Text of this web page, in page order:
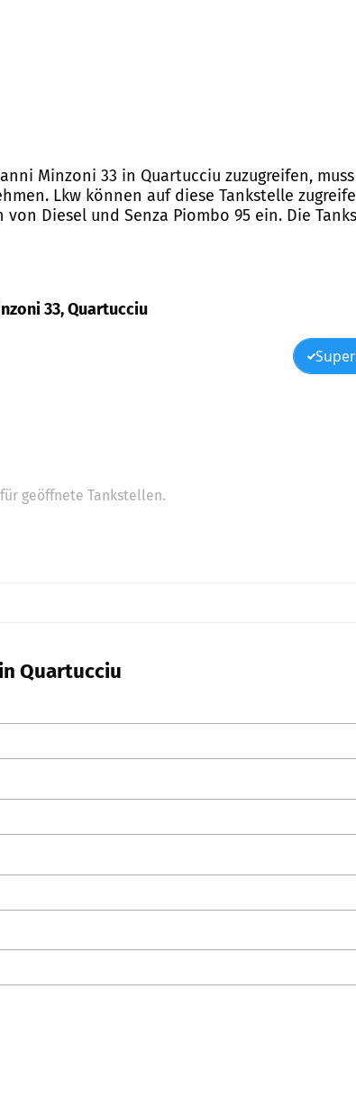
Minzoni 33 in Quartucciu zuzugreifen,
Lkw können auf diese Tankstelle
Diesel und Senza Piombo 95 ein. Die
33, Quartucciu
geöffnete Tankstellen.
Quartucciu